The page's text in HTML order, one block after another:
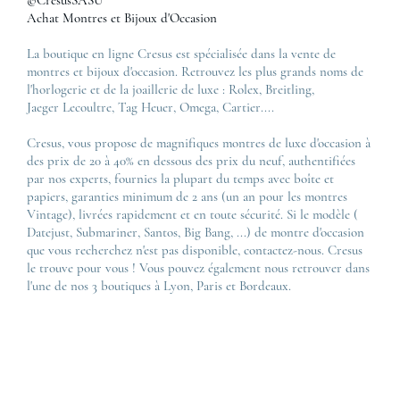
Politique de confidentialité
Plan du site
Nous contacter
Corner Maty Besançon Kennedy
Baume & Mercier
Panerai
Zénith
Toutes les marques de luxe
Tous les modèles de luxe
Baume & Mercier Classima
Boucheron Quatre
Cartier Love
Chaumet Bee My Love
Lexique des montres
Lexique des bijoux
Achat Montres et Bijoux d'Occasion
La boutique en ligne Cresus est spécialisée dans la vente de
montres et bijoux d'occasion. Retrouvez les plus grands noms de
l'horlogerie et de la joaillerie de luxe : Rolex, Breitling,
Jaeger Lecoultre, Tag Heuer, Omega, Cartier....
Cresus, vous propose de magnifiques montres de luxe d'occasion à
des prix de 20 à 40% en dessous des prix du neuf, authentifiées
par nos experts, fournies la plupart du temps avec boîte et
papiers, garanties minimum de 2 ans (un an pour les montres
Vintage), livrées rapidement et en toute sécurité. Si le modèle (
Datejust, Submariner, Santos, Big Bang, ...) de montre d'occasion
que vous recherchez n'est pas disponible, contactez-nous. Cresus
le trouve pour vous ! Vous pouvez également nous retrouver dans
l'une de nos 3 boutiques à Lyon, Paris et Bordeaux.